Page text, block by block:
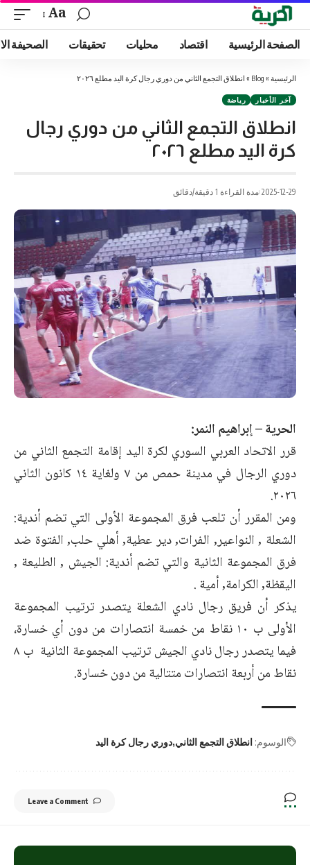
Aa
الصفحة الرئيسية اقتصاد محليات تحقيقات الصحيفة
الرئيسية »
Blog
» انطلاق التجمع الثاني من دوري رجال كرة اليد مطلع ٢٠٢٦
آخر الأخبار رياضة
انطلاق التجمع الثاني من دوري رجال
كرة اليد مطلع ٢٠٢٦
2025-12-29 مدة القراءة 1 دقيقة/دقائق
الحرية – إبراهيم النمر:
قرر الاتحاد العربي السوري لكرة اليد إقامة التجمع الثاني من
دوري الرجال في مدينة حمص من ٧ ولغاية ١٤ كانون الثاني
٢٠٢٦.
ومن المقرر أن تلعب فرق المجموعة الأولى التي تضم أندية:
الشعلة , النواعير, الفرات, دير عطية, أهلي حلب, الفتوة ضد
فرق المجموعة الثانية والتي تضم أندية: الجيش , الطليعة ,
اليقظة, الكرامة, أمية .
يذكر أن فريق رجال نادي الشعلة يتصدر ترتيب المجموعة
الأولى ب ١٠ نقاط من خمسة انتصارات من دون أي خسارة،
فيما يتصدر رجال نادي الجيش ترتيب المجموعة الثانية ب ٨
نقاط من أربعة انتصارات متتالية من دون خسارة.
الوسوم: انطلاق التجمع الثاني دوري رجال كرة اليد
Leave a Comment